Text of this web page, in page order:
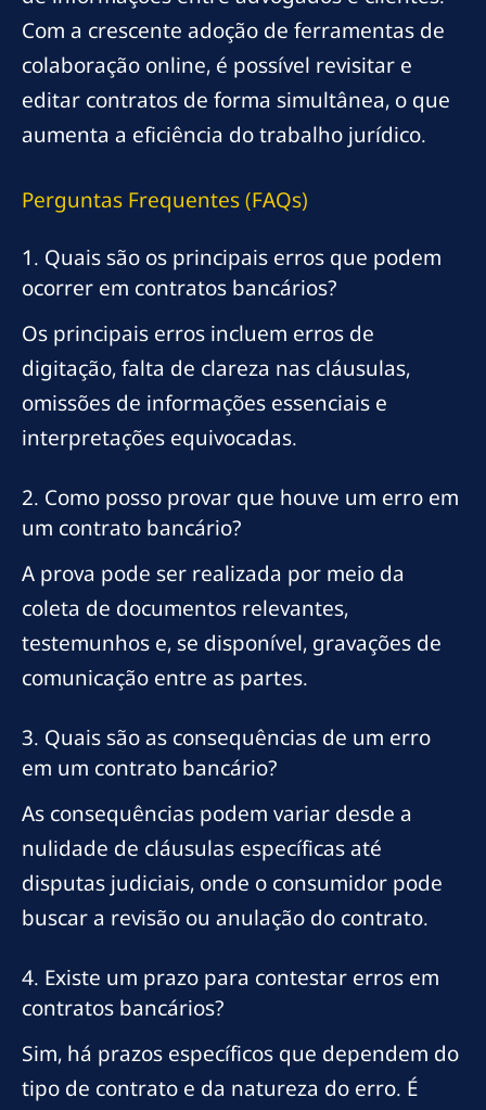
Com a crescente adoção de ferramentas de
colaboração online, é possível revisitar e
editar contratos de forma simultânea, o que
aumenta a eficiência do trabalho jurídico.
Perguntas Frequentes (FAQs)
1. Quais são os principais erros que podem
ocorrer em contratos bancários?
Os principais erros incluem erros de
digitação, falta de clareza nas cláusulas,
omissões de informações essenciais e
interpretações equivocadas.
2. Como posso provar que houve um erro em
um contrato bancário?
A prova pode ser realizada por meio da
coleta de documentos relevantes,
testemunhos e, se disponível, gravações de
comunicação entre as partes.
3. Quais são as consequências de um erro
em um contrato bancário?
As consequências podem variar desde a
nulidade de cláusulas específicas até
disputas judiciais, onde o consumidor pode
buscar a revisão ou anulação do contrato.
4. Existe um prazo para contestar erros em
contratos bancários?
Sim, há prazos específicos que dependem do
tipo de contrato e da natureza do erro. É